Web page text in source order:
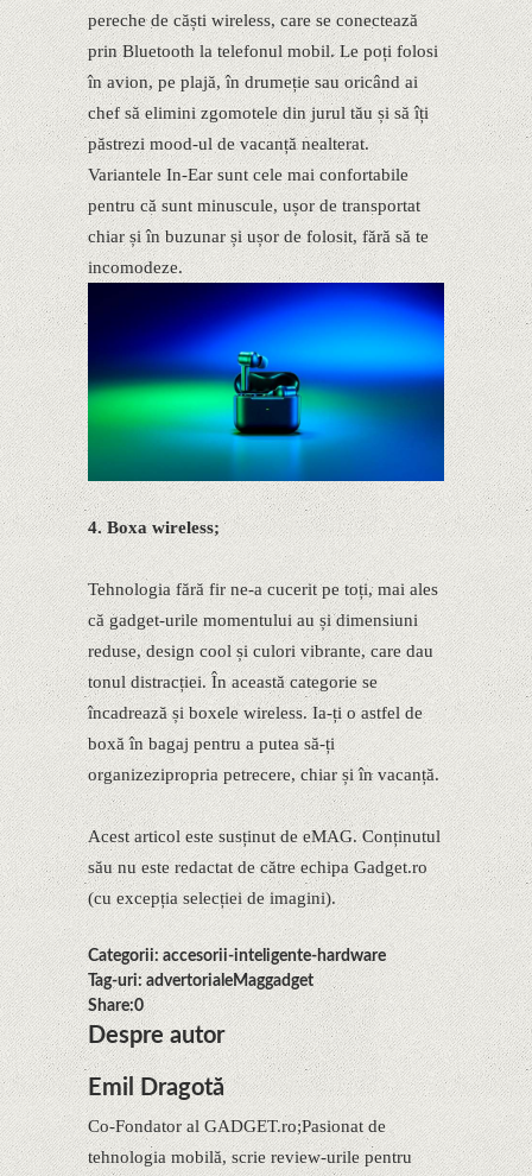
pereche de căști wireless, care se conectează
prin Bluetooth la telefonul mobil. Le poți folosi
în avion, pe plajă, în drumeție sau oricând ai
chef să elimini zgomotele din jurul tău și să îți
păstrezi mood-ul de vacanță nealterat.
Variantele In-Ear sunt cele mai confortabile
pentru că sunt minuscule, ușor de transportat
chiar și în buzunar și ușor de folosit, fără să te
incomodeze.
4. Boxa wireless;
Tehnologia fără fir ne-a cucerit pe toți, mai ales
că gadget-urile momentului au și dimensiuni
reduse, design cool și culori vibrante, care dau
tonul distracției. În această categorie se
încadrează și boxele wireless. Ia-ți o astfel de
boxă în bagaj pentru a putea să-ți
organizezipropria petrecere, chiar și în vacanță.
Acest articol este susținut de eMAG. Conținutul
său nu este redactat de către echipa Gadget.ro
(cu excepția selecției de imagini).
Categorii: accesorii-inteligente-hardware
Tag-uri: advertorialeMaggadget
Share:0
Despre autor
Emil Dragotă
Co-Fondator al GADGET.ro;Pasionat de
tehnologia mobilă, scrie review-urile pentru